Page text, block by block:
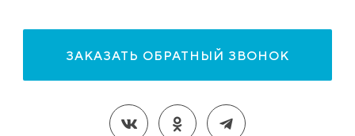
ЗАКАЗАТЬ ОБРАТНЫЙ ЗВОНОК